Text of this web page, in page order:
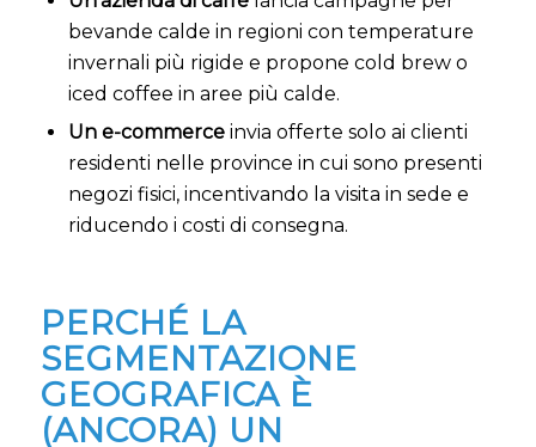
bevande calde in regioni con temperature
invernali più rigide e propone cold brew o
iced coffee in aree più calde.
Un e-commerceinvia offerte solo ai clienti
residenti nelle province in cui sono presenti
negozi fisici, incentivando la visita in sede e
riducendo i costi di consegna.
PERCHÉ LA
SEGMENTAZIONE
GEOGRAFICA È
(ANCORA) UN